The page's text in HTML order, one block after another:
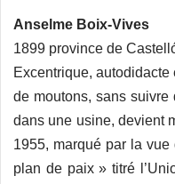
Anselme Boix-Vives
1899 province de
Excentrique,
de moutons, sans suivre
dans une usine, devient
1955, marqué par la
plan de paix » titré